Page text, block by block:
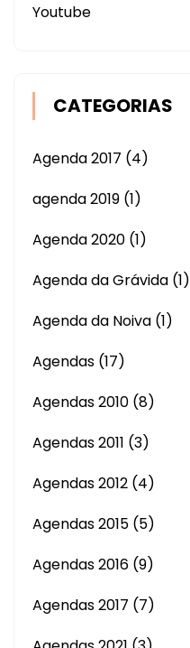
Youtube
CATEGORIAS
Agenda 2017 (4)
agenda 2019 (1)
Agenda 2020 (1)
Agenda da Grávida (1)
Agenda da Noiva (1)
Agendas (17)
Agendas 2010 (8)
Agendas 2011 (3)
Agendas 2012 (4)
Agendas 2015 (5)
Agendas 2016 (9)
Agendas 2017 (7)